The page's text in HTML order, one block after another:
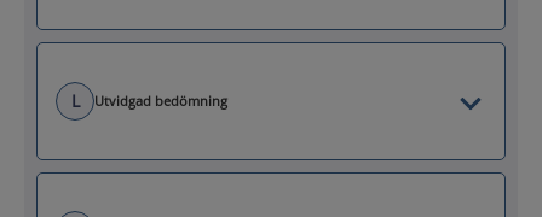
L Utvidgad bedömning